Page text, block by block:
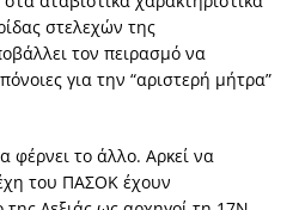
στελεχών της
τον πειρασμό να
για την “αριστερή μήτρα”
φέρνει το άλλο. Αρκεί να
του ΠΑΣΟΚ έχουν